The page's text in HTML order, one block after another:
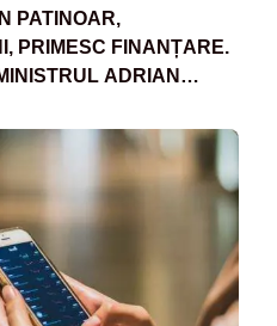
PATINOAR,
PRIMESC FINANȚARE.
ADRIAN